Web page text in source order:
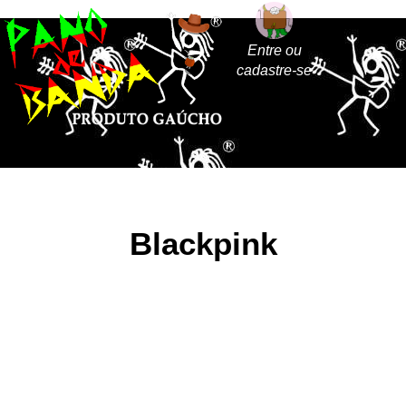
Entre ou
cadastre-se
Blackpink